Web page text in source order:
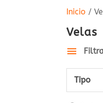
Inicio /
Velas
Tipo